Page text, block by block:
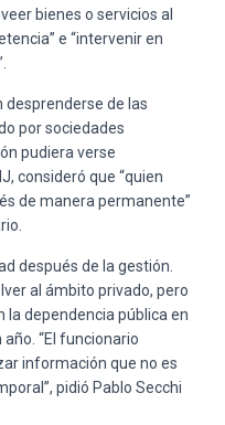
bienes o servicios al
e “intervenir en
desprenderse de las
por sociedades
pudiera verse
consideró que “quien
de manera permanente”
después de la gestión.
al ámbito privado, pero
la dependencia pública en
“El funcionario
información que no es
pidió Pablo Secchi